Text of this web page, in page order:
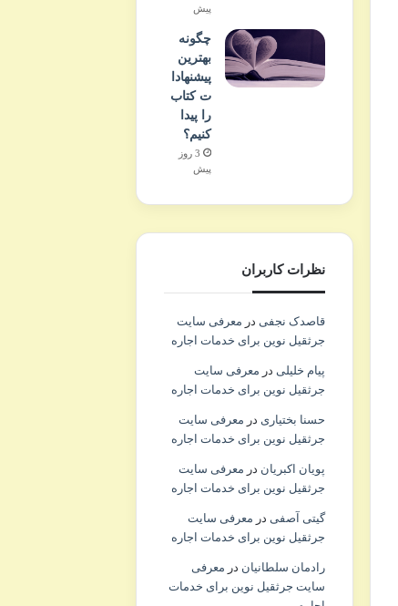
پیش
چگونه
بهترین
پیشنهادا
ت کتاب
را پیدا
کنیم؟
3 روز
پیش
نظرات کاربران
قاصدک نجفی در معرفی سایت
جرثقیل نوین برای خدمات اجاره
پیام خلیلی در معرفی سایت
جرثقیل نوین برای خدمات اجاره
حسنا بختیاریدر معرفی سایت
جرثقیل نوین برای خدمات اجاره
پویان اکبریان در معرفی سایت
جرثقیل نوین برای خدمات اجاره
گیتی آصفی در معرفی سایت
جرثقیل نوین برای خدمات اجاره
رادمان سلطانیان در معرفی
سایت جرثقیل نوین برای خدمات